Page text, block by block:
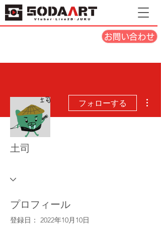
お問い合わせ
フォローする
土司
プロフィール
登録日： 2022年10月10日